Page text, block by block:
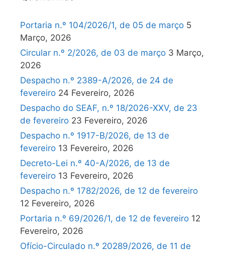
Portaria n.º 104/2026/1, de 05 de março 5
Março, 2026
Circular n.º 2/2026, de 03 de março 3 Março,
2026
Despacho n.º 2389-A/2026, de 24 de
fevereiro 24 Fevereiro, 2026
Despacho do SEAF, n.º 18/2026-XXV, de 23
de fevereiro 23 Fevereiro, 2026
Despacho n.º 1917-B/2026, de 13 de
fevereiro 13 Fevereiro, 2026
Decreto-Lei n.º 40-A/2026, de 13 de
fevereiro 13 Fevereiro, 2026
Despacho n.º 1782/2026, de 12 de fevereiro
12 Fevereiro, 2026
Portaria n.º 69/2026/1, de 12 de fevereiro 12
Fevereiro, 2026
Ofício-Circulado n.º 20289/2026, de 11 de